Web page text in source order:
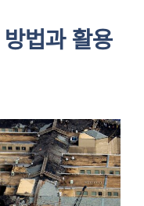
법과 활용